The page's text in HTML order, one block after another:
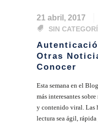
21 abril, 2017
SIN
Otras
Conocer
Esta semana en el
más interesantes
y contenido viral. Las
lectura sea ágil,